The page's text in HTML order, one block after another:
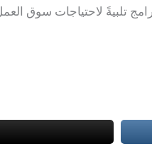
تلبيةً لاحتياجات سوق